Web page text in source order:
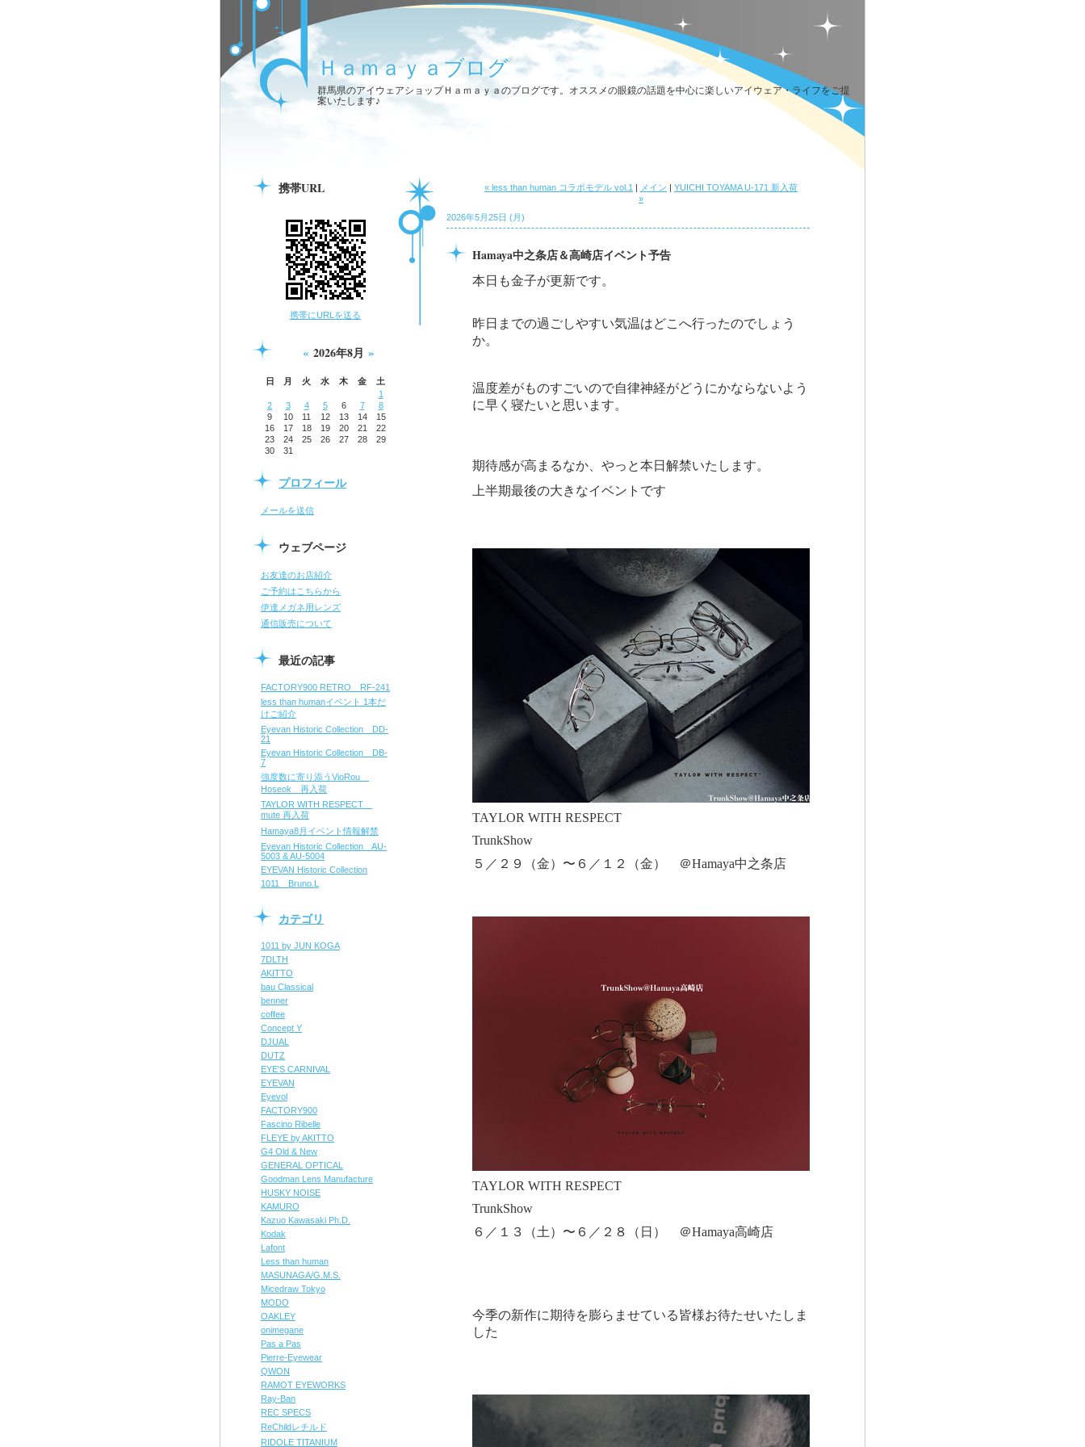
Ｈａｍａｙａブログ
群馬県のアイウェアショップＨａｍａｙａのブログです。オススメの眼鏡の話題を中心に楽しいアイウェア・ライフをご提
案いたします♪
携帯URL
携帯にURLを送る
« 2026年8月 »
日 月 火 水 木 金
土
1
2
3 4 5 6 7
8
9
10 11 12 13 14
15
16
17 18 19 20 21
22
23
24 25 26 27 28
29
30
31
プロフィール
メールを送信
ウェブページ
お友達のお店紹介
ご予約はこちらから
伊達メガネ用レンズ
通信販売について
最近の記事
FACTORY900 RETRO RF-241
less than humanイベント 1本だ
けご紹介
Eyevan Historic Collection DD-
21
Eyevan Historic Collection DB-
7
強度数に寄り添うVioRou
Hoseok 再入荷
TAYLOR WITH RESPECT
mute 再入荷
Hamaya8月イベント情報解禁
Eyevan Historic Collection AU-
5003 & AU-5004
EYEVAN Historic Collection
1011 Bruno.L
カテゴリ
1011 by JUN KOGA
7DLTH
AKITTO
bau Classical
benner
coffee
Concept Y
DJUAL
DUTZ
EYE'S CARNIVAL
EYEVAN
Eyevol
FACTORY900
Fascino Ribelle
FLEYE by AKITTO
G4 Old & New
GENERAL OPTICAL
Goodman Lens Manufacture
HUSKY NOISE
KAMURO
Kazuo Kawasaki Ph.D.
Kodak
Lafont
Less than human
MASUNAGA/G.M.S.
Micedraw Tokyo
MODO
OAKLEY
onimegane
Pas a Pas
Pierre-Eyewear
QWON
RAMOT EYEWORKS
Ray-Ban
REC SPECS
ReChildレチルド
RIDOLE TITANIUM
« less than human コラボモデル vol.1 | メイン | YUICHI TOYAMA U-171 新入荷
»
2026年5月25日 (月)
Hamaya中之条店＆高崎店イベント予告
本日も金子が更新です。
昨日までの過ごしやすい気温はどこへ行ったのでしょう
か。
温度差がものすごいので自律神経がどうにかならないよう
に早く寝たいと思います。
期待感が高まるなか、やっと本日解禁いたします。
上半期最後の大きなイベントです
TAYLOR WITH RESPECT
TrunkShow
５／２９（金）〜６／１２（金） ＠Hamaya中之条店
TAYLOR WITH RESPECT
TrunkShow
６／１３（土）〜６／２８（日） ＠Hamaya高崎店
今季の新作に期待を膨らませている皆様お待たせいたしま
した